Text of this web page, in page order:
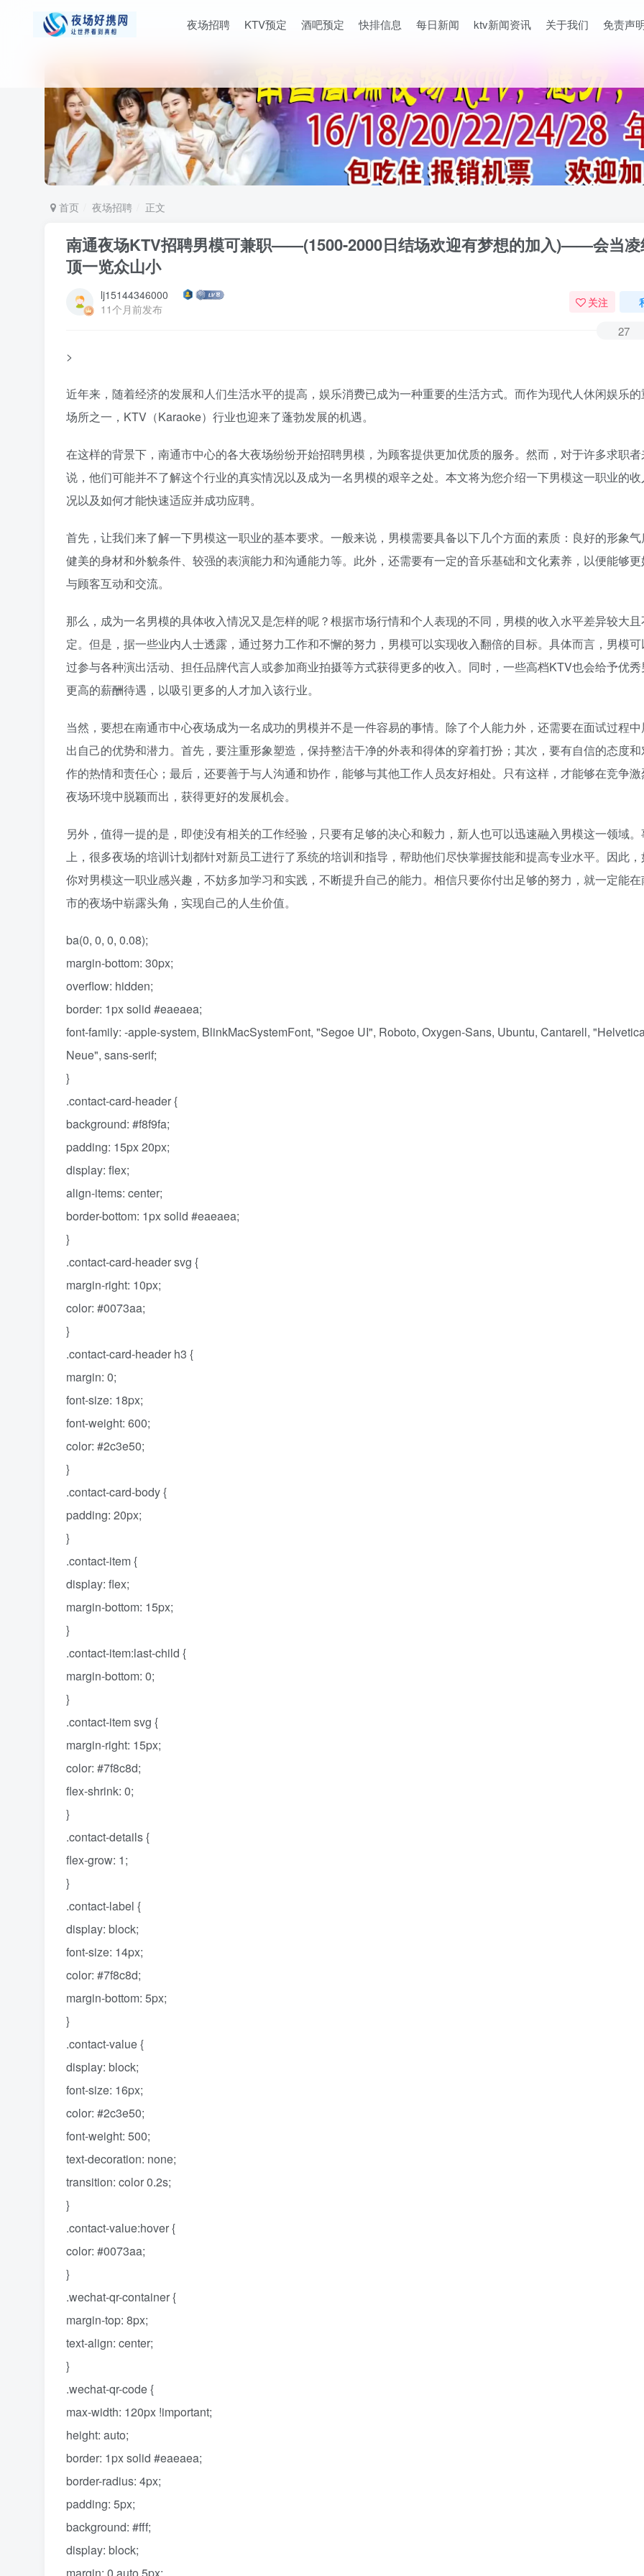
夜场招聘 KTV预定 酒吧预定 快排信息 每日新闻 ktv新闻资讯 关于我们 免责声
首页 夜场招聘 正文
南通夜场KTV招聘男模可兼职——(1500-2000日结场欢迎有梦想的加入)——会当凌
顶一览众山小
lj15144346000
11个月前发布
关注
27
>
近年来，随着经济的发展和人们生活水平的提高，娱乐消费已成为一种重要的生活方式。而作为现代人休闲娱乐
场所之一，KTV（Karaoke）行业也迎来了蓬勃发展的机遇。
在这样的背景下，南通市中心的各大夜场纷纷开始招聘男模，为顾客提供更加优质的服务。然而，对于许多求职者
说，他们可能并不了解这个行业的真实情况以及成为一名男模的艰辛之处。本文将为您介绍一下男模这一职业的
况以及如何才能快速适应并成功应聘。
首先，让我们来了解一下男模这一职业的基本要求。一般来说，男模需要具备以下几个方面的素质：良好的形象
健美的身材和外貌条件、较强的表演能力和沟通能力等。此外，还需要有一定的音乐基础和文化素养，以便能够
与顾客互动和交流。
那么，成为一名男模的具体收入情况又是怎样的呢？根据市场行情和个人表现的不同，男模的收入水平差异较大
定。但是，据一些业内人士透露，通过努力工作和不懈的努力，男模可以实现收入翻倍的目标。具体而言，男模
过参与各种演出活动、担任品牌代言人或参加商业拍摄等方式获得更多的收入。同时，一些高档KTV也会给予优
更高的薪酬待遇，以吸引更多的人才加入该行业。
当然，要想在南通市中心夜场成为一名成功的男模并不是一件容易的事情。除了个人能力外，还需要在面试过程
出自己的优势和潜力。首先，要注重形象塑造，保持整洁干净的外表和得体的穿着打扮；其次，要有自信的态度
作的热情和责任心；最后，还要善于与人沟通和协作，能够与其他工作人员友好相处。只有这样，才能够在竞争
夜场环境中脱颖而出，获得更好的发展机会。
另外，值得一提的是，即使没有相关的工作经验，只要有足够的决心和毅力，新人也可以迅速融入男模这一领域
上，很多夜场的培训计划都针对新员工进行了系统的培训和指导，帮助他们尽快掌握技能和提高专业水平。因此
你对男模这一职业感兴趣，不妨多加学习和实践，不断提升自己的能力。相信只要你付出足够的努力，就一定能
市的夜场中崭露头角，实现自己的人生价值。
ba(0, 0, 0, 0.08);
margin-bottom: 30px;
overflow: hidden;
border: 1px solid #eaeaea;
font-family: -apple-system, BlinkMacSystemFont, "Segoe UI", Roboto, Oxygen-Sans, Ubuntu, Cantarell,
Neue", sans-serif;
}
.contact-card-header {
background: #f8f9fa;
padding: 15px 20px;
display: flex;
align-items: center;
border-bottom: 1px solid #eaeaea;
}
.contact-card-header svg {
margin-right: 10px;
color: #0073aa;
}
.contact-card-header h3 {
margin: 0;
font-size: 18px;
font-weight: 600;
color: #2c3e50;
}
.contact-card-body {
padding: 20px;
}
.contact-item {
display: flex;
margin-bottom: 15px;
}
.contact-item:last-child {
margin-bottom: 0;
}
.contact-item svg {
margin-right: 15px;
color: #7f8c8d;
flex-shrink: 0;
}
.contact-details {
flex-grow: 1;
}
.contact-label {
display: block;
font-size: 14px;
color: #7f8c8d;
margin-bottom: 5px;
}
.contact-value {
display: block;
font-size: 16px;
color: #2c3e50;
font-weight: 500;
text-decoration: none;
transition: color 0.2s;
}
.contact-value:hover {
color: #0073aa;
}
.wechat-qr-container {
margin-top: 8px;
text-align: center;
}
.wechat-qr-code {
max-width: 120px !important;
height: auto;
border: 1px solid #eaeaea;
border-radius: 4px;
padding: 5px;
background: #fff;
display: block;